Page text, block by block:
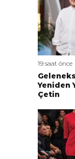
19 saat önce
Yeniden
Çetin